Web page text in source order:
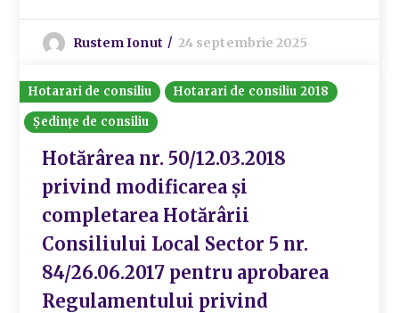
Rustem Ionut 24 septembrie 2025
Hotarari de consiliu
Hotarari de consiliu 2018
Ședințe de consiliu
Hotărârea nr. 50/12.03.2018
privind modificarea și
completarea Hotărârii
Consiliului Local Sector 5 nr.
84/26.06.2017 pentru aprobarea
Regulamentului privind